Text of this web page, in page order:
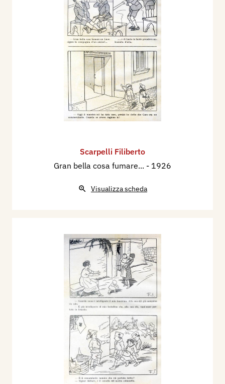
Scarpelli Filiberto
Gran bella cosa fumare... - 1926
Visualizza scheda